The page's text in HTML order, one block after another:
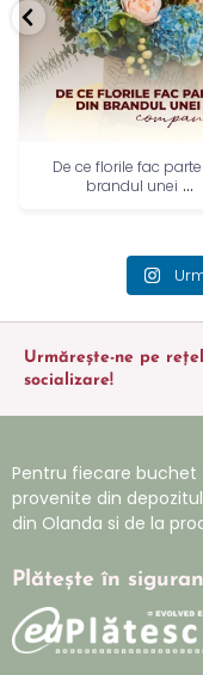
De ce florile fac
brandul unei ...
Urmărește-ne pe
socializare!
Pentru fiecare
provenite din
din Olanda si de la
Plătește în